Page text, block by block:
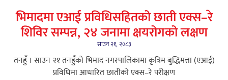
भिमादमा एआई प्रविधिसहितको छाती एक्स–रे
शिविर सम्पन्न, २४ जनामा क्षयरोगको लक्षण
साउन २१, २०८३
तनहुँ । साउन २१ तनहुँको भिमाद नगरपालिकामा कृत्रिम बुद्धिमत्ता (एआई)
प्रविधिमा आधारित छातीको एक्स–रे परीक्षण